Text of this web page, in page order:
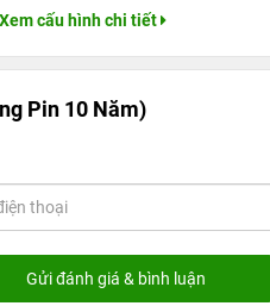
Xem cấu hình chi tiết
Pin 10 Năm)